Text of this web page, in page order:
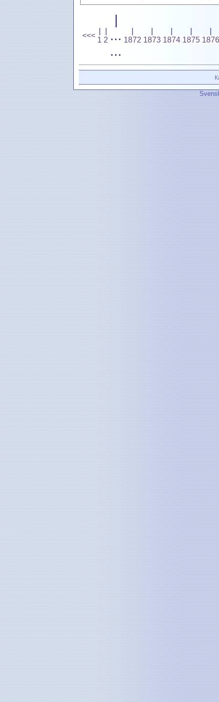
<<<
1 2
|
...
...
1872 1873 1874 1875 1876